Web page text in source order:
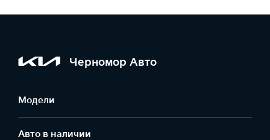
Черномор Авто
Модели
Авто в наличии